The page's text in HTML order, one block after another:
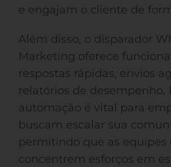
e engajam o cliente de
Além disso, o disparador
Marketing oferece
respostas rápidas, envios
relatórios de desempenho.
automação é vital para
buscam escalar sua
permitindo que as
concentrem esforços em